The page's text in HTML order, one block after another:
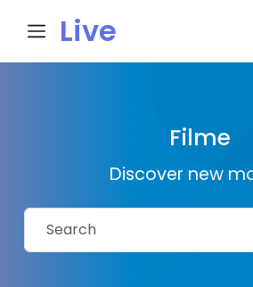
Live
Filme
Discover new